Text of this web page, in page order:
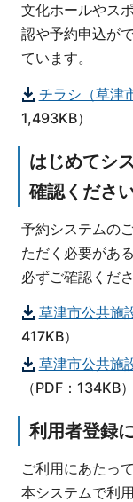
文化ホールやス
認や予約申込が
ています。
チラシ（草津
1,493KB）
はじめてシ
確認ください
予約システムの
ただく必要があ
必ずご確認くださ
草津市公共施
417KB）
草津市公共施
（PDF：134KB）
利用者登録
ご利用にあたっ
本システムで利